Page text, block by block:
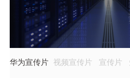
华为宣传片 视频宣传片 宣传片